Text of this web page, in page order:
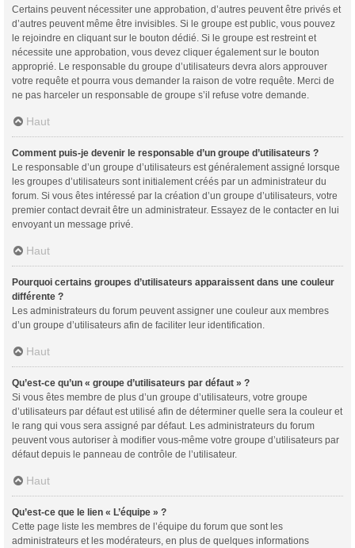
Certains peuvent nécessiter une approbation, d’autres peuvent être privés et
d’autres peuvent même être invisibles. Si le groupe est public, vous pouvez
le rejoindre en cliquant sur le bouton dédié. Si le groupe est restreint et
nécessite une approbation, vous devez cliquer également sur le bouton
approprié. Le responsable du groupe d’utilisateurs devra alors approuver
votre requête et pourra vous demander la raison de votre requête. Merci de
ne pas harceler un responsable de groupe s’il refuse votre demande.
Haut
Comment puis-je devenir le responsable d’un groupe d’utilisateurs ?
Le responsable d’un groupe d’utilisateurs est généralement assigné lorsque
les groupes d’utilisateurs sont initialement créés par un administrateur du
forum. Si vous êtes intéressé par la création d’un groupe d’utilisateurs, votre
premier contact devrait être un administrateur. Essayez de le contacter en lui
envoyant un message privé.
Haut
Pourquoi certains groupes d’utilisateurs apparaissent dans une couleur
différente ?
Les administrateurs du forum peuvent assigner une couleur aux membres
d’un groupe d’utilisateurs afin de faciliter leur identification.
Haut
Qu’est-ce qu’un « groupe d’utilisateurs par défaut » ?
Si vous êtes membre de plus d’un groupe d’utilisateurs, votre groupe
d’utilisateurs par défaut est utilisé afin de déterminer quelle sera la couleur et
le rang qui vous sera assigné par défaut. Les administrateurs du forum
peuvent vous autoriser à modifier vous-même votre groupe d’utilisateurs par
défaut depuis le panneau de contrôle de l’utilisateur.
Haut
Qu’est-ce que le lien « L’équipe » ?
Cette page liste les membres de l’équipe du forum que sont les
administrateurs et les modérateurs, en plus de quelques informations